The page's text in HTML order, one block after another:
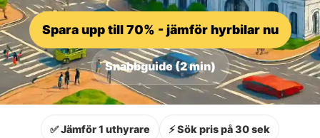
Spara upp till 70% - jämför hyrbilar nu
Snabbguide (2 min)
✅ Jämför 1 uthyrare ⚡ Sök pris på 30 sek